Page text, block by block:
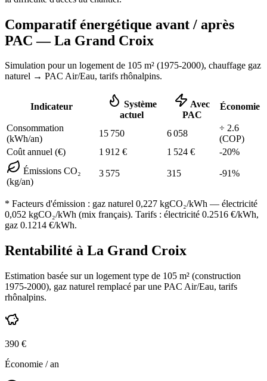
Comparatif énergétique avant / après
PAC —La Grand Croix
Simulation pour un logement de 105 m² (1975-2000), chauffage gaz
naturel → PAC Air/Eau, tarifs rhônalpins.
Indicateur
Système
actuel
Avec
PAC
Économie
Consommation
(kWh/an)
15 750 6 058
÷ 2.6
(COP)
Coût annuel (€)
1 912 € 1 524 € -20%
Émissions CO₂
(kg/an)
3 575 315 -91%
* Facteurs d'émission : gaz naturel 0,227 kgCO₂/kWh — électricité
0,052 kgCO₂/kWh (mix français). Tarifs : électricité 0.2516 €/kWh,
gaz 0.1214 €/kWh.
Rentabilité à La Grand Croix
Estimation basée sur un logement type de 105 m² (construction
1975-2000), gaz naturel remplacé par une PAC Air/Eau, tarifs
rhônalpins.
390 €
Économie / an